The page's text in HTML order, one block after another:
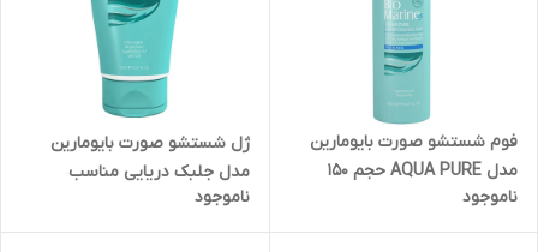
فوم شستشو صورت بایومارین
مدل AQUA PURE حجم 150
میلی لیتر
ناموجود
ژل شستشو صورت بایومارین
مدل جلبک دریایی مناسب
پوست های چرب و جوشدار حجم
150 میلی لیتر
ناموجود